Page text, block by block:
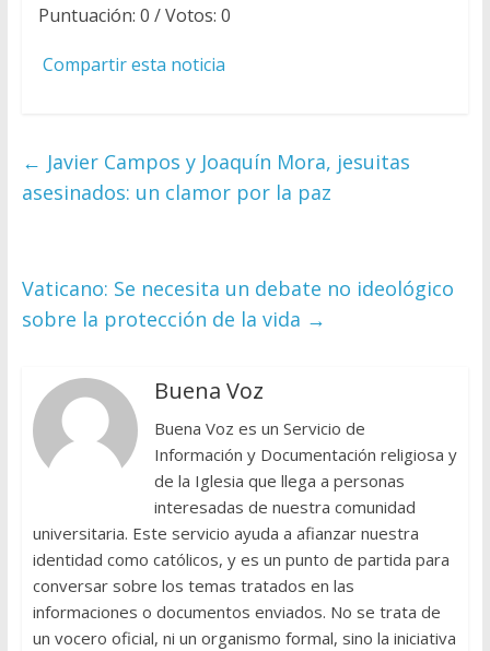
Puntuación: 0 / Votos: 0
Compartir esta noticia
← Javier Campos y Joaquín Mora, jesuitas
asesinados: un clamor por la paz
Vaticano: Se necesita un debate no ideológico
sobre la protección de la vida →
Buena Voz
Buena Voz es un Servicio de
Información y Documentación religiosa y
de la Iglesia que llega a personas
interesadas de nuestra comunidad
universitaria. Este servicio ayuda a afianzar nuestra
identidad como católicos, y es un punto de partida para
conversar sobre los temas tratados en las
informaciones o documentos enviados. No se trata de
un vocero oficial, ni un organismo formal, sino la iniciativa